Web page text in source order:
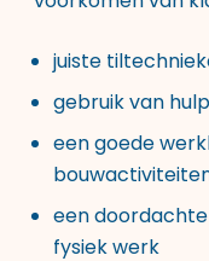
juiste
gebruik van
een goede
een
fysiek werk